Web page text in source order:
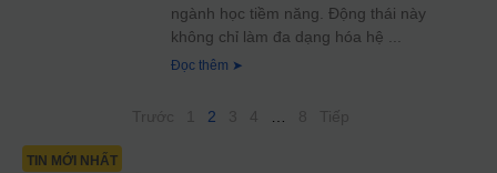
ngành học tiềm năng. Động thái này
không chỉ làm đa dạng hóa hệ
Đọc thêm ➤
2
TIN MỚI NHẤT